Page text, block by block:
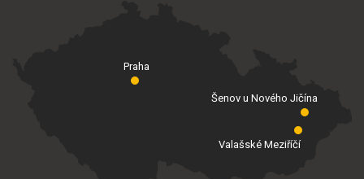
Praha
Valašské Meziříčí
Šenov u Nového Jičína